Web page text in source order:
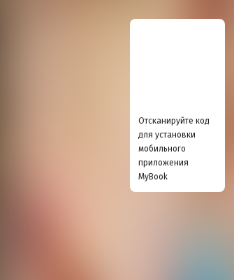
Отсканируйте код
для установки
мобильного
приложения
MyBook